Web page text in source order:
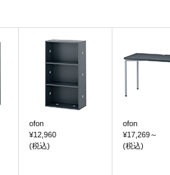
ofon
¥12,960
(税込)
ofon
¥17,269～
(税込)